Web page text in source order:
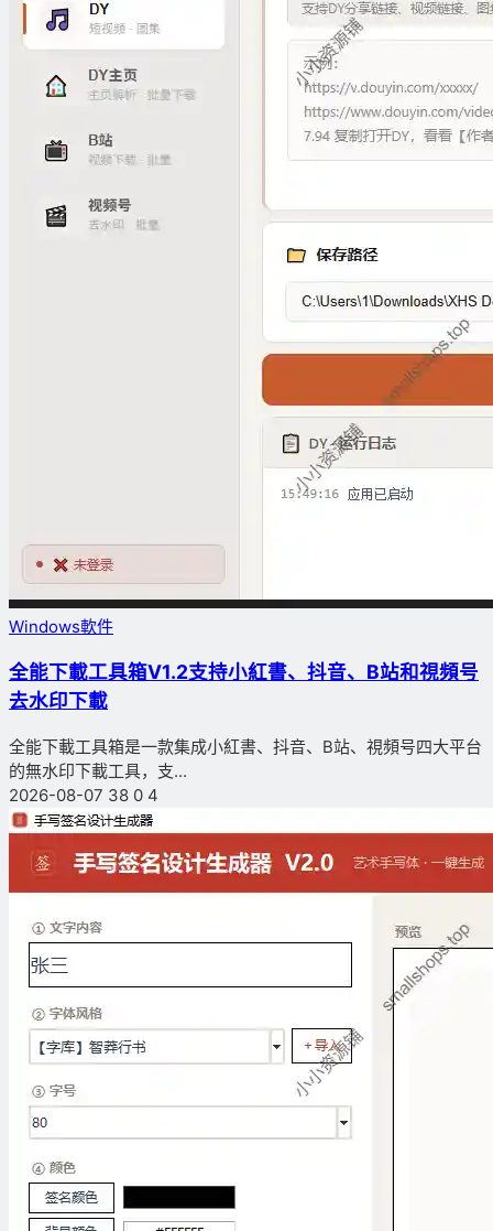
Windows軟件
全能下載工具箱V1.2支持小紅書、抖音、B站和視頻号
去水印下載
全能下載工具箱是一款集成小紅書、抖音、B站、視頻号四大平台
的無水印下載工具，支...
2026-08-07 38 0 4